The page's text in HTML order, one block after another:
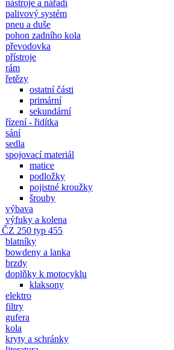
nástroje a nářadí
palivový systém
pneu a duše
pohon zadního kola
převodovka
přístroje
rám
řetězy
ostatní části
primární
sekundární
řízení - řidítka
sání
sedla
spojovací materiál
matice
podložky
pojistné kroužky
šrouby
výbava
výfuky a kolena
250 typ 455
blatníky
bowdeny a lanka
brzdy
doplňky k motocyklu
klaksony
elektro
filtry
gufera
kola
kryty a schránky